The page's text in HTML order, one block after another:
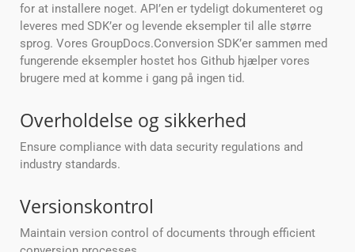
for at installere noget. API’en er tydeligt dokumenteret og
leveres med SDK’er og levende eksempler til alle større
sprog. Vores GroupDocs.Conversion SDK’er sammen med
fungerende eksempler hostet hos Github hjælper vores
brugere med at komme i gang på ingen tid.
Overholdelse og sikkerhed
Ensure compliance with data security regulations and
industry standards.
Versionskontrol
Maintain version control of documents through efficient